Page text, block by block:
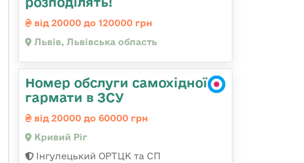
від 20000 до 120000 грн
Львів, Львівська область
Номер обслуги самохідної
гармати в ЗСУ
від 20000 до 60000 грн
Кривий Ріг
Інгулецький ОРТЦК та СП